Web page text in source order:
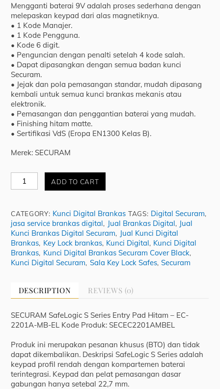
Mengganti baterai 9V adalah proses sederhana dengan
melepaskan keypad dari alas magnetiknya.
• 1 Kode Manajer.
• 1 Kode Pengguna.
• Kode 6 digit.
• Penguncian dengan penalti setelah 4 kode salah.
• Dapat dipasangkan dengan semua badan kunci
Securam.
• Jejak dan pola pemasangan standar, mudah dipasang
kembali untuk semua kunci brankas mekanis atau
elektronik.
• Pemasangan dan penggantian baterai yang mudah.
• Finishing hitam matte.
• Sertifikasi VdS (Eropa EN1300 Kelas B).
Merek: SECURAM
Jual
Kunci
Entry
Pad
Hitam
quantity
ADD TO CART
CATEGORY: Kunci Digital Brankas TAGS: Digital Securam,
jasa service brankas digital, Jual Brankas Digital, Jual
Kunci Brankas Digital Securam, Jual Kunci Digital
Brankas, Key Lock brankas, Kunci Digital, Kunci Digital
Brankas, Kunci Digital Brankas Securam Cover Black,
Kunci Digital Securam, Sala Key Lock Safes,Securam
DESCRIPTION REVIEWS (0)
SECURAM SafeLogic S Series Entry Pad Hitam – EC-
2201A-MB-EL Kode Produk: SECEC2201AMBEL
Produk ini merupakan pesanan khusus (BTO) dan tidak
dapat dikembalikan. Deskripsi SafeLogic S Series adalah
keypad profil rendah dengan kompartemen baterai
terintegrasi. Keypad dan pelat pemasangan dasar
gabungan hanya setebal 22,7 mm.